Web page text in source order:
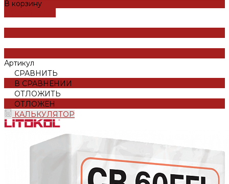
В корзину
Артикул
СРАВНИТЬ
В СРАВНЕНИИ
ОТЛОЖИТЬ
ОТЛОЖЕН
КАЛЬКУЛЯТОР